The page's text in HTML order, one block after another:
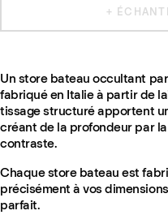
+
Un store bateau occultant
fabriqué en Italie à partir de
tissage structuré apportent
créant de la profondeur par
contraste.
Chaque store bateau est
précisément à vos
parfait.